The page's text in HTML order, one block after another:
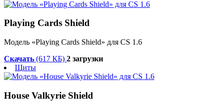
Playing Cards Shield
Модель «Playing Cards Shield» для CS 1.6
Скачать (617 КБ) 2 загрузки
Щиты
House Valkyrie Shield